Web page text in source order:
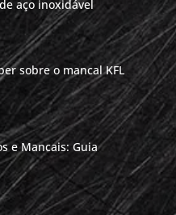
aço inoxidável
sobre o mancal KFL
e Mancais: Guia